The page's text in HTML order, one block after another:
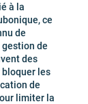
à la
ce
de
de
des
les
de
limiter la